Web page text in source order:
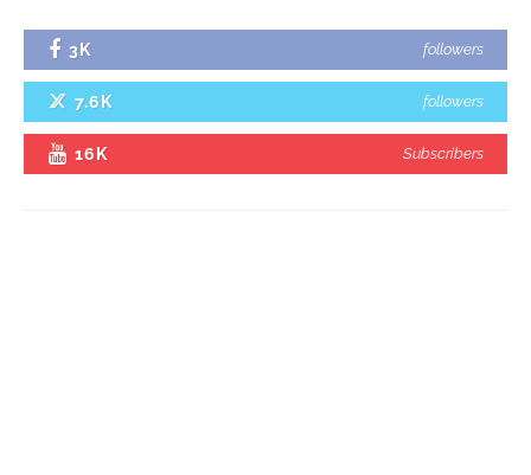
3K followers
7.6K followers
16K Subscribers